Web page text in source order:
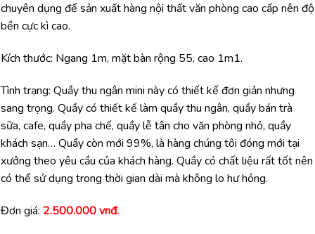
chuyên dụng để sản xuất hàng nội thất văn phòng cao cấp nên độ
bền cực kì cao.
Kích thước: Ngang 1m, mặt bàn rộng 55, cao 1m1.
Tình trạng: Quầy thu ngân mini này có thiết kế đơn giản nhưng
sang trọng. Quầy có thiết kế làm quầy thu ngân, quầy bán trà
sữa, cafe, quầy pha chế, quầy lễ tân cho văn phòng nhỏ, quầy
khách sạn… Quầy còn mới 99%, là hàng chúng tôi đóng mới tại
xưởng theo yêu cầu của khách hàng. Quầy có chất liệu rất tốt nên
có thể sử dụng trong thời gian dài mà không lo hư hỏng.
Đơn giá: 2.500.000 vnđ.